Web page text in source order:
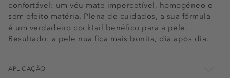
confortável: um véu mate impercetível, homogéneo e
sem efeito matéria. Plena de cuidados, a sua fórmula
é um verdadeiro cocktail benéfico para a pele.
Resultado: a pele nua fica mais bonita, dia após dia.
APLICAÇÃO